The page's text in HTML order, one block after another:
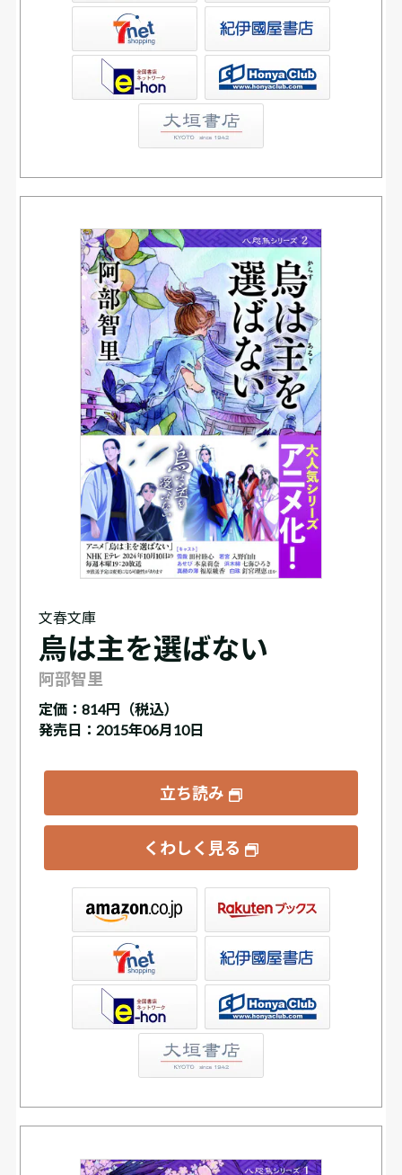
書店ウェブストア
文春文庫
烏は主を選ばない
阿部智里
定価： 814円（税込）
発売日：2015年06月10日
立ち読み
くわしく見る
書店ウェブストア